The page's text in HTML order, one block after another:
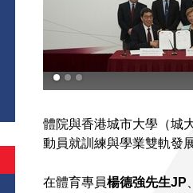
體院與香港城市大學（城
動員就訓練與學業雙軌發
在體育專員楊德強先生JP